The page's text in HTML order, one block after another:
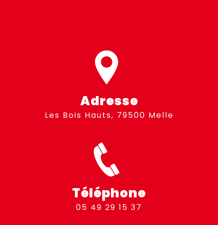
Adresse
Les Bois Hauts, 79500 Melle
Téléphone
05 49 29 15 37